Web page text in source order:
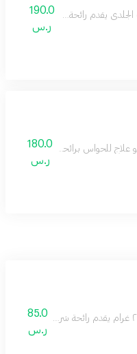
الجلدي يقدم رائحة تنبع من دفء
190.0
ر.س
للحواس برائحة شرقية جلدية
180.0
ر.س
85.0
ر.س